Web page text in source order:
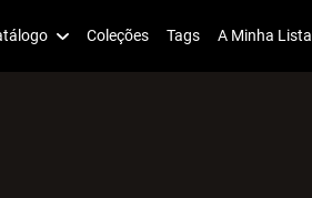
Coleções Tags A Minha Lista